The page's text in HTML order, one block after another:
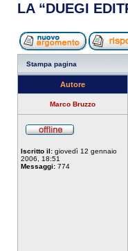
LA “DUEGI
Stampa pagina
Autore
Marco Bruzzo
Iscritto il: giovedì 12 gennaio
2006, 18:51
Messaggi: 774